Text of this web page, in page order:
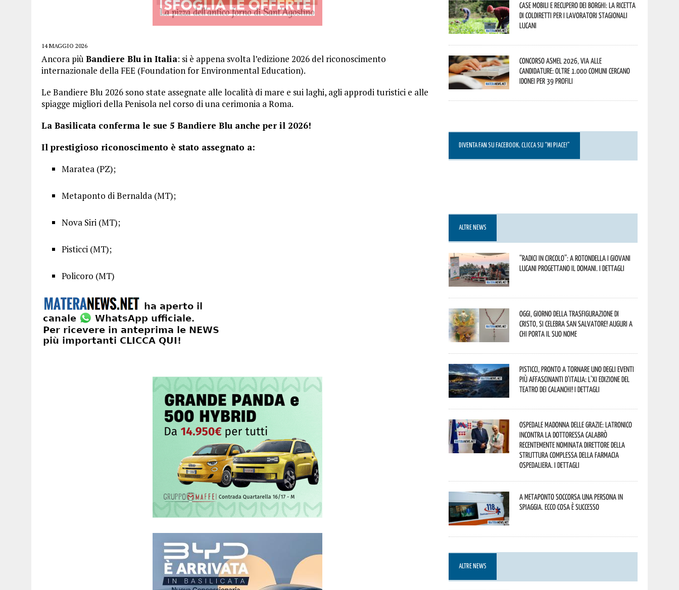
14 MAGGIO 2026
Ancora più Bandiere Blu in Italia: si è appena svolta l’edizione 2026 del riconoscimento
internazionale della FEE (Foundation for Environmental Education).
Le Bandiere Blu 2026 sono state assegnate alle località di mare e sui laghi, agli approdi turistici e alle
spiagge migliori della Penisola nel corso di una cerimonia a Roma.
La Basilicata conferma le sue 5 Bandiere Blu anche per il 2026!
Il prestigioso riconoscimento è stato assegnato a:
Maratea (PZ);
Metaponto di Bernalda (MT);
Nova Siri (MT);
Pisticci (MT);
Policoro (MT)
Case mobili e recupero dei borghi: la ricetta
di Coldiretti per i lavoratori stagionali
lucani
Concorso Asmel 2026, via alle
candidature: oltre 1.000 Comuni cercano
idonei per 39 profili
DIVENTA FAN SU FACEBOOK, CLICCA SU “MI PIACE!”
ALTRE NEWS
“Radici in Circolo”: a Rotondella i giovani
lucani progettano il domani. I dettagli
Oggi, giorno della Trasfigurazione di
Cristo, si celebra San Salvatore! Auguri a
chi porta il suo nome
Pisticci, pronto a tornare uno degli eventi
più affascinanti d’Italia: l’XI edizione del
Teatro dei Calanchi! I dettagli
Ospedale Madonna delle Grazie: Latronico
incontra la dottoressa Calabrò
recentemente nominata Direttore della
Struttura Complessa della Farmacia
Ospedaliera. I dettagli
A Metaponto soccorsa una persona in
spiaggia. Ecco cosa è successo
ALTRE NEWS